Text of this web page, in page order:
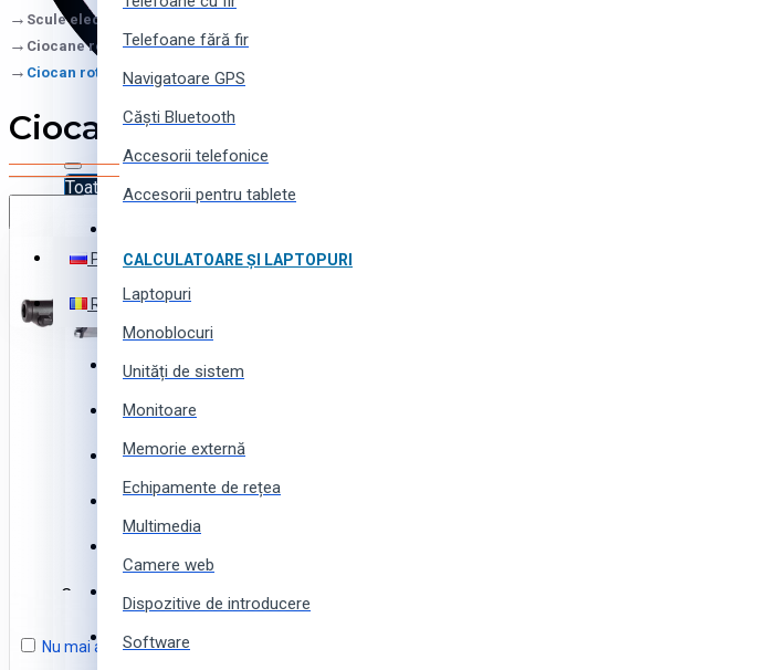
Nu mai arătați acest mesaj
Toate produsele
Instrumente (scule) și utilaj
Echipamente și instalații
Produse pentru business
Produse pentru casă și grădină
Produse pentru toată familia
Produse sportive, pentru tourism și camping
Русский
Română
Favorite
Comparare
Coșul este gol!
Telefoane fără fir
Navigatoare GPS
Căști Bluetooth
Accesorii telefonice
Accesorii pentru tablete
CALCULATOARE ȘI LAPTOPURI
Laptopuri
Monoblocuri
Unități de sistem
Monitoare
Memorie externă
Echipamente de rețea
Multimedia
Camere web
Dispozitive de introducere
Software
Scule electrice
Ciocane rotative
Ciocan rotopercutor MILWAUKEE Kango 950S
Ciocan rotopercutor MILWAUKEE Kango 950S